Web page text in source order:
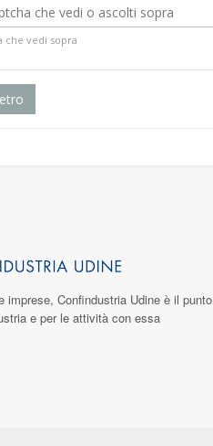
che vedi sopra
imprese, Confindustria Udine è il punto
e per le attività con essa